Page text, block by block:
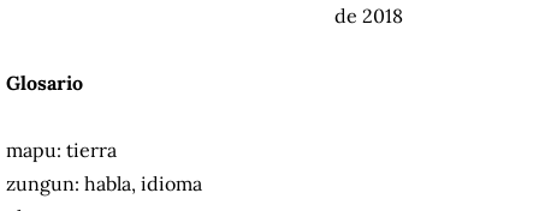
de 2018
Glosario
mapu: tierra
zungun: habla, idioma